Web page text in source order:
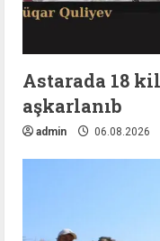
Astarada 18
aşkarlanıb
admin 06.08.2026